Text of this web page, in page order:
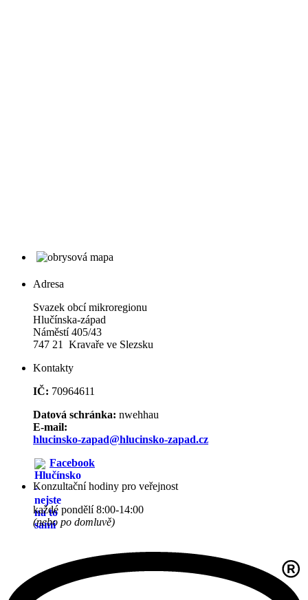
Adresa
Svazek obcí mikroregionu
Hlučínska-západ
Náměstí 405/43
747 21 Kravaře ve Slezsku
Kontakty
IČ: 70964611
Datová schránka: nwehhau
E-mail:
hlucinsko-zapad@hlucinsko-zapad.cz
Facebook
Konzultační hodiny pro veřejnost
každé pondělí 8:00-14:00
(nebo po domluvě)